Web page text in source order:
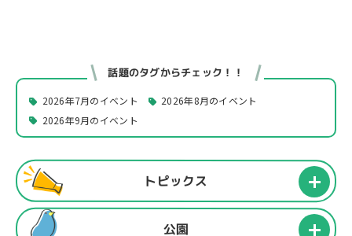
話題のタグからチェック！！
2026年7月のイベント
2026年8月のイベント
2026年9月のイベント
トピックス
公園